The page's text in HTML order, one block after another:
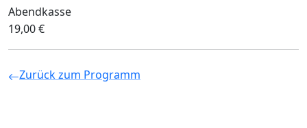
Abendkasse
19,00 €
Zurück zum Programm